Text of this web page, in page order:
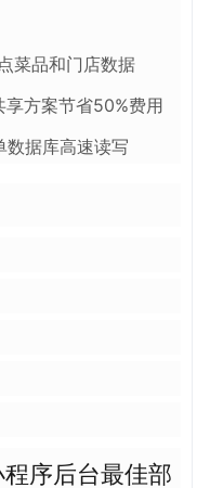
菜品和门店数据
方案节省50%费用
数据库高速读写
程序后台最佳部